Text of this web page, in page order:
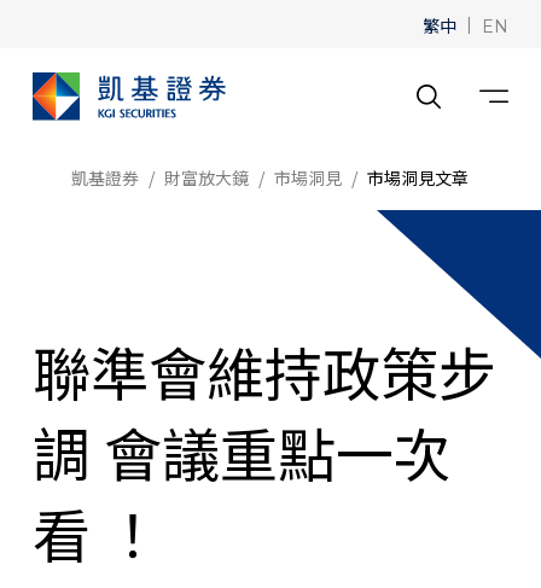
繁中 | EN
凱基證券 財富放大鏡 市場洞見 市場洞見文章
聯準會維持政策步
調 會議重點一次
看 ！